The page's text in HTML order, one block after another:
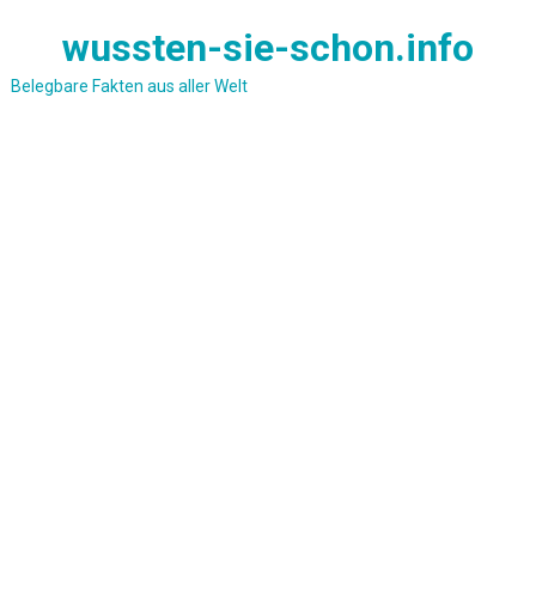
wussten-sie-schon.info
Belegbare Fakten aus aller Welt